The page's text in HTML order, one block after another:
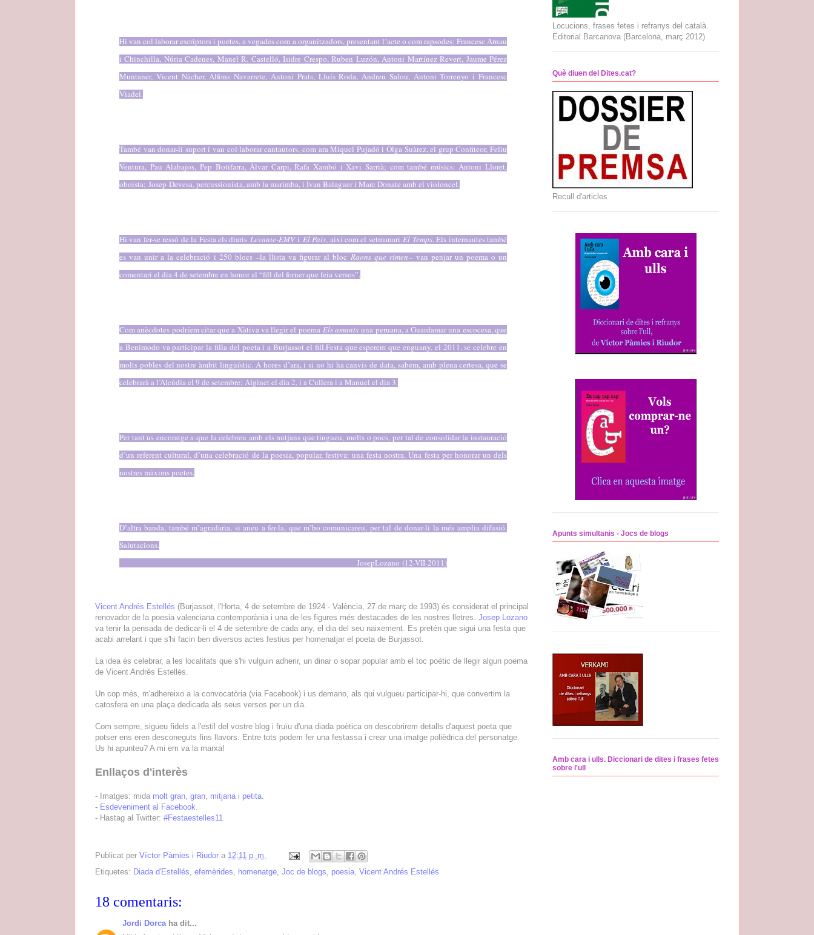
Hi van col·laborar escriptors i poetes, a vegades com a organitzadors, presentant l’acte o com rapsodes: Francesc Arnau
i Chinchilla, Núria Cadenes, Manel R. Castelló, Isidre Crespo, Ruben Luzón, Antoni Martínez Revert, Jaume Pérez
Muntaner, Vicent Nàcher, Alfons Navarrete, Antoni Prats, Lluís Roda, Andreu Salou, Antoni Torrenyo i Francesc
Viadel.
També van donar-li suport i van col·laborar cantautors, com ara Miquel Pujadó i Olga Suàrez, el grup Confiteor, Feliu
Ventura, Pau Alabajos, Pep Botifarra, Àlvar Carpi, Rafa Xambó i Xavi Sarrià; com també músics: Antoni Lloret,
oboista; Josep Devesa, percussionista, amb la marimba, i Ivan Balaguer i Marc Donate amb el violoncel.
Hi van fer-se ressó de la Festa els diaris Levante-EMVi El País, així com el setmanariEl Temps. Els internautes també
es van unir a la celebració i 250 blocs –la llista va figurar al blocRaons que rimen– van penjar un poema o un
comentari el dia 4 de setembre en honor al “fill del forner que feia versos”.
Com anècdotes podríem citar que a Xàtiva va llegir el poema Els amants una peruana, a Guardamar una escocesa, que
a Benimodo va participar la filla del poeta i a Burjassot el fill.Festa que esperem que enguany, el 2011, se celebre en
molts pobles del nostre àmbit lingüístic. A hores d’ara, i si no hi ha canvis de data, sabem, amb plena certesa, que se
celebrarà a l’Alcúdia el 9 de setembre; Alginet el dia 2, i a Cullera i a Manuel el dia 3.
Per tant us encoratge a que la celebreu amb els mitjans que tingueu, molts o pocs, per tal de consolidar la instauració
d’un referent cultural, d’una celebració de la poesia, popular, festiva: una festa nostra. Una festa per honorar un dels
nostres màxims poetes.
D’altra banda, també m’agradaria, si aneu a fer-la, que m’ho comunicareu, per tal de donar-li la més amplia difusió.
Salutacions.
JosepLozano (12-VII-2011)
Vicent Andrés Estellés (Burjassot, l'Horta, 4 de setembre de 1924 - València, 27 de març de 1993) és considerat el principal
renovador de la poesia valenciana contemporània i una de les figures més destacades de les nostres lletres. Josep Lozano
va tenir la pensada de dedicar-li el 4 de setembre de cada any, el dia del seu naixement. Es pretén que sigui una festa que
acabi arrelant i que s'hi facin ben diversos actes festius per homenatjar el poeta de Burjassot.
La idea és celebrar, a les localitats que s'hi vulguin adherir, un dinar o sopar popular amb el toc poètic de llegir algun poema
de Vicent Andrés Estellés.
Un cop més, m'adhereixo a la convocatòria (via Facebook) i us demano, als qui vulgueu participar-hi, que convertim la
catosfera en una plaça dedicada als seus versos per un dia.
Com sempre, sigueu fidels a l'estil del vostre blog i fruïu d'una diada poètica on descobrirem detalls d'aquest poeta que
potser ens eren desconeguts fins llavors. Entre tots podem fer una festassa i crear una imatge polièdrica del personatge.
Us hi apunteu? A mi em va la marxa!
Enllaços d'interès
- Imatges: mida molt gran gran mitjana i petita
- Esdeveniment al Facebook
- Hastag al Twitter: #Festaestelles11
Publicat per Víctor Pàmies i Riudor a 12:11 p. m.
Etiquetes: Diada d'Estellés efemèrides homenatge Joc de blogs poesia Vicent Andrés Estellés
18 comentaris:
Jordi Dorca ha dit...
Locucions, frases fetes i refranys del català.
Editorial Barcanova (Barcelona, març 2012)
Què diuen del Dites.cat?
Recull d'articles
Apunts simultanis - Jocs de blogs
Amb cara i ulls. Diccionari de dites i frases fetes
sobre l'ull